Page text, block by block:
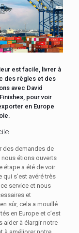
est facile, livrer à
des règles et des
avec David
pour voir
en Europe
des demandes de
nous étions ouverts
étape a été de voir
s’est avéré très
service et nous
et
sûr, cela a mouillé
en Europe et c’est
aider à élargir notre